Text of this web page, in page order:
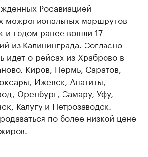
Росавиацией
межрегиональных маршрутов
и годом ранее вошли 17
из Калининграда. Согласно
идет о рейсах из Храброво в
Киров, Пермь, Саратов,
Ижевск, Апатиты,
Оренбург, Самару, Уфу,
Калугу и Петрозаводск.
по более низкой цене